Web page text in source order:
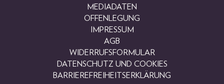
MEDIADATEN
OFFENLEGUNG
IMPRESSUM
AGB
WIDERRUFSFORMULAR
DATENSCHUTZ UND COOKIES
BARRIEREFREIHEITSERKLÄRUNG